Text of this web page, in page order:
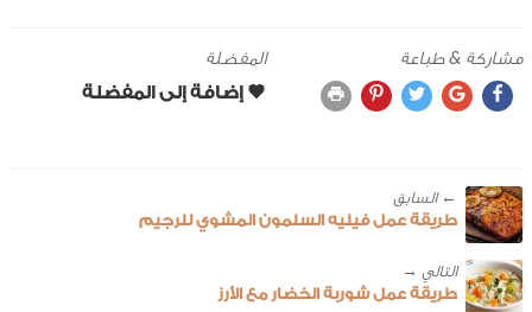
مشاركة & طباعة المفضلة
← ‎السابق
طريقة عمل فيليه السلمون المشوي للرجيم
طريقة عمل شوربة الخضار مع الأرز